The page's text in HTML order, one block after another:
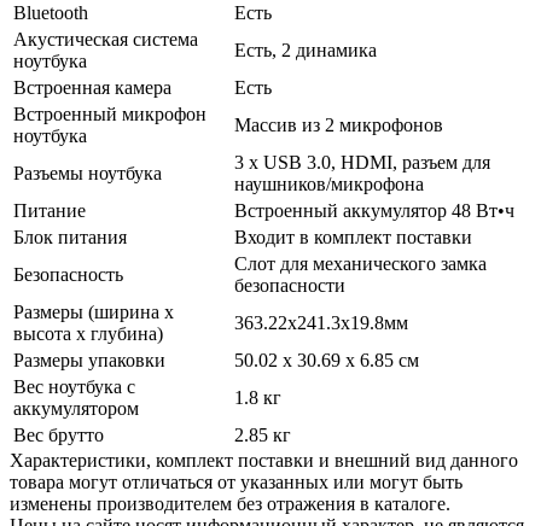
Bluetooth
Есть
Акустическая система
ноутбука
Есть, 2 динамика
Встроенная камера
Есть
Встроенный микрофон
ноутбука
Массив из 2 микрофонов
Разъемы ноутбука
3 x USB 3.0, HDMI, разъем для
наушников/­микрофона
Питание
Встроенный аккумулятор 48 Вт•ч
Блок питания
Входит в комплект поставки
Безопасность
Слот для механического замка
безопасности
Размеры (ширина х
высота х глубина)
363.22x241.3x19.8мм
Размеры упаковки
50.02 x 30.69 x 6.85 см
Вес ноутбука с
аккумулятором
1.8 кг
Вес брутто
2.85 кг
Xарактеристики, комплект поставки и внешний вид данного
товара могут отличаться от указанных или могут быть
изменены производителем без отражения в каталоге.